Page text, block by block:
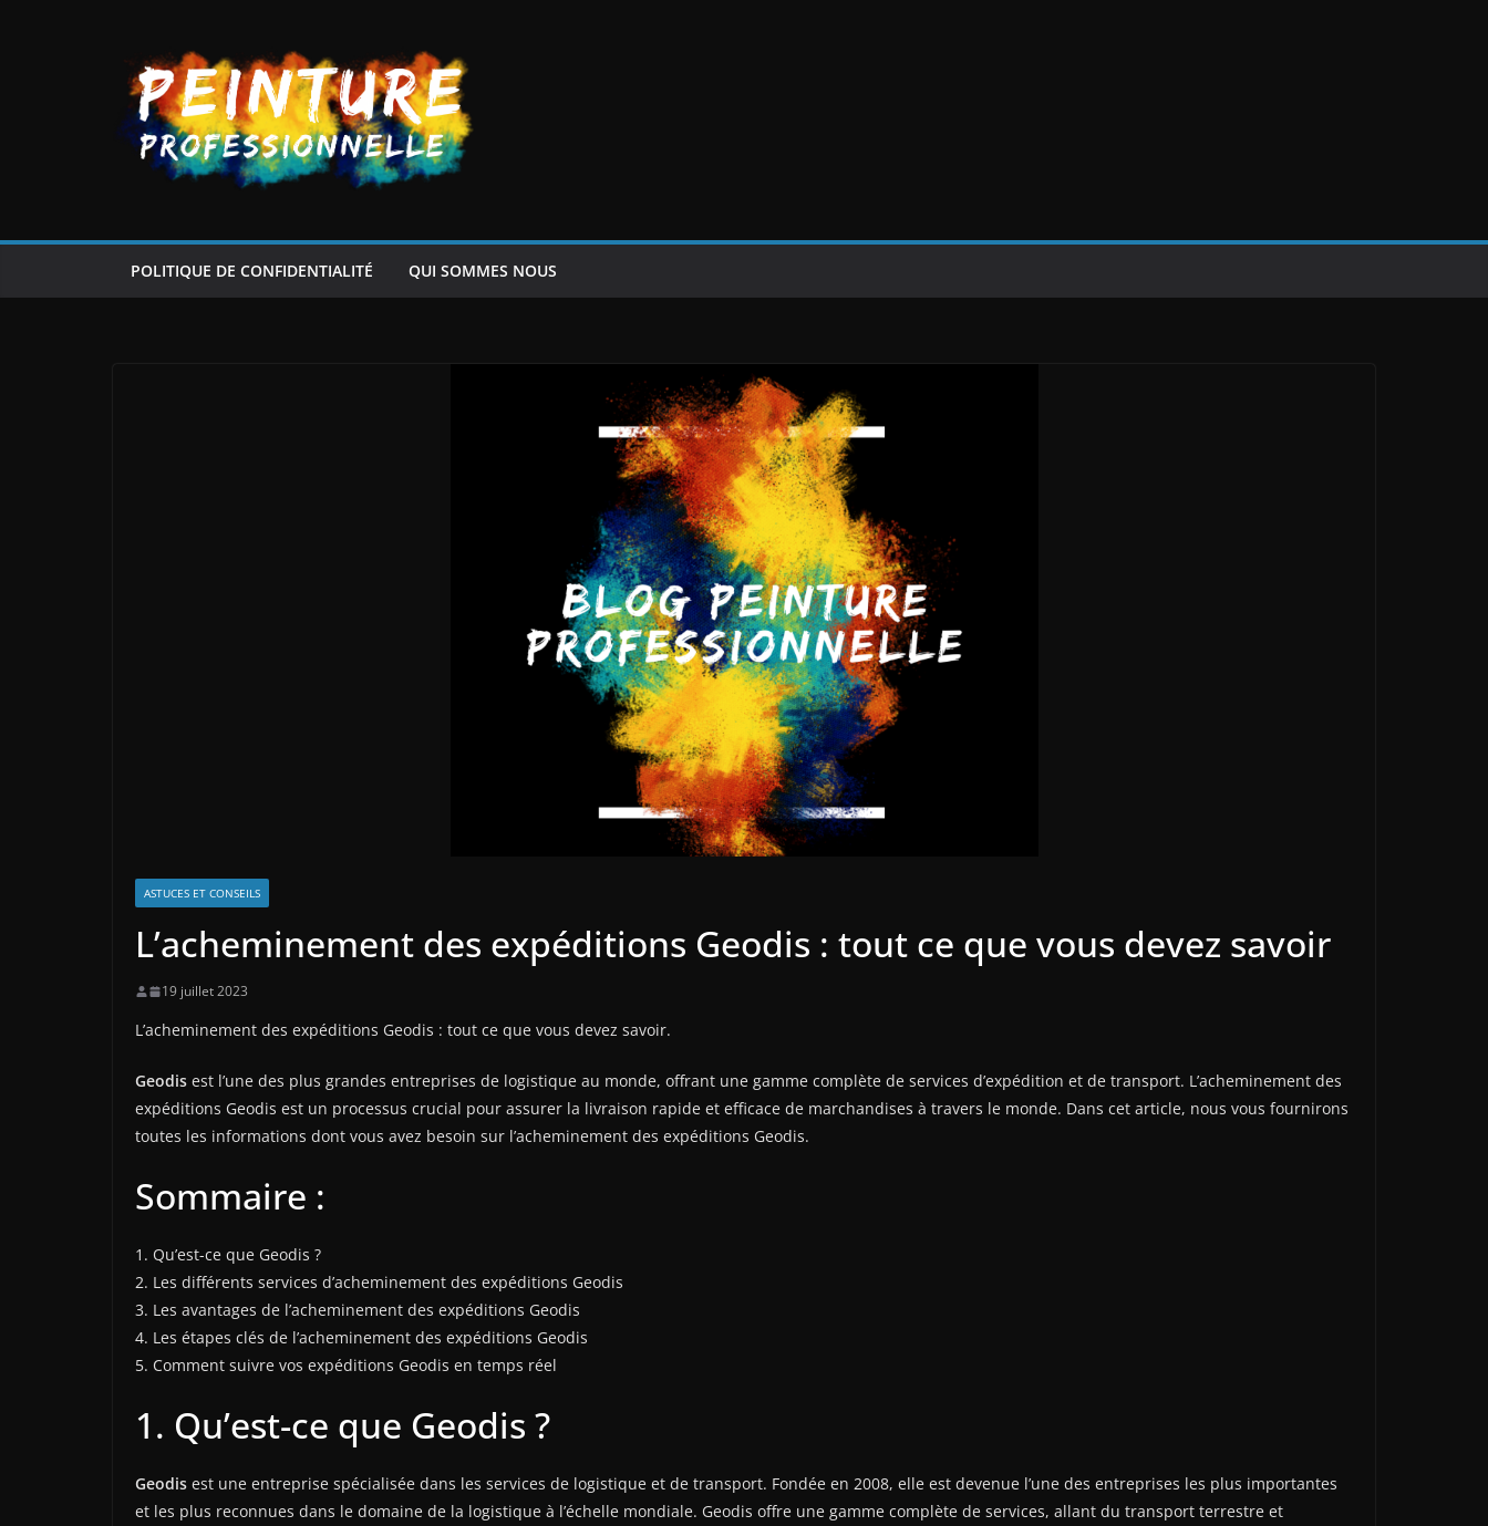
POLITIQUE DE CONFIDENTIALITÉ QUI SOMMES NOUS
ASTUCES ET CONSEILS
L’acheminement des expéditions Geodis : tout ce que vous devez savoir
19 juillet 2023
L’acheminement des expéditions Geodis : tout ce que vous devez savoir.
Geodis est l’une des plus grandes entreprises de logistique au monde, offrant une gamme complète de services d’expédition et de transport. L’acheminement des
expéditions Geodis est un processus crucial pour assurer la livraison rapide et efficace de marchandises à travers le monde. Dans cet article, nous vous fournirons
toutes les informations dont vous avez besoin sur l’acheminement des expéditions Geodis.
Sommaire :
1. Qu’est-ce que Geodis ?
2. Les différents services d’acheminement des expéditions Geodis
3. Les avantages de l’acheminement des expéditions Geodis
4. Les étapes clés de l’acheminement des expéditions Geodis
5. Comment suivre vos expéditions Geodis en temps réel
1. Qu’est-ce que Geodis ?
Geodis est une entreprise spécialisée dans les services de logistique et de transport. Fondée en 2008, elle est devenue l’une des entreprises les plus importantes
et les plus reconnues dans le domaine de la logistique à l’échelle mondiale. Geodis offre une gamme complète de services, allant du transport terrestre et